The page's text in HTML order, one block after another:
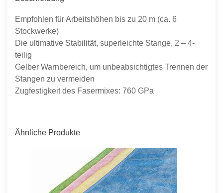
Empfohlen für Arbeitshöhen bis zu 20 m (ca. 6
Stockwerke)
Die ultimative Stabilität, superleichte Stange, 2 – 4-
teilig
Gelber Warnbereich, um unbeabsichtigtes Trennen der
Stangen zu vermeiden
Zugfestigkeit des Fasermixes: 760 GPa
Ähnliche Produkte